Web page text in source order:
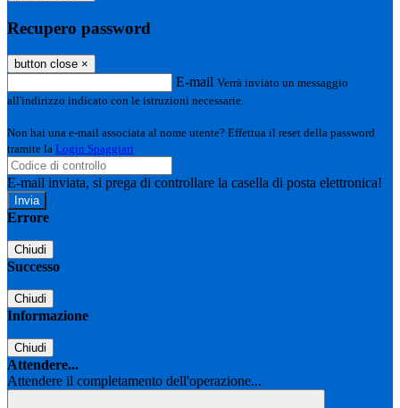
Recupero password
button close ×
E-mail Verrà inviato un messaggio
all'indirizzo indicato con le istruzioni necessarie.
Non hai una e-mail associata al nome utente? Effettua il reset della password
tramite la Login Spaggiari
E-mail inviata, si prega di controllare la casella di posta elettronica!
Errore
Chiudi
Successo
Chiudi
Informazione
Chiudi
Attendere...
Attendere il completamento dell'operazione...